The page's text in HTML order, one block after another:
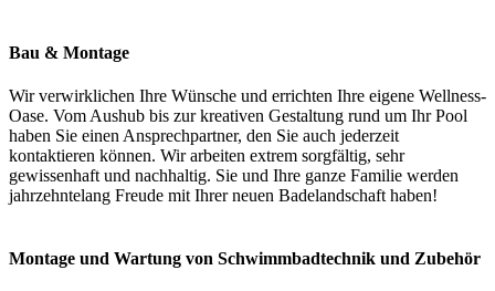
Bau & Montage
Wir verwirklichen Ihre Wünsche und errichten Ihre eigene Wellness-
Oase. Vom Aushub bis zur kreativen Gestaltung rund um Ihr Pool
haben Sie einen Ansprechpartner, den Sie auch jederzeit
kontaktieren können. Wir arbeiten extrem sorgfältig, sehr
gewissenhaft und nachhaltig. Sie und Ihre ganze Familie werden
jahrzehntelang Freude mit Ihrer neuen Badelandschaft haben!
Montage und Wartung von Schwimmbadtechnik und Zubehör